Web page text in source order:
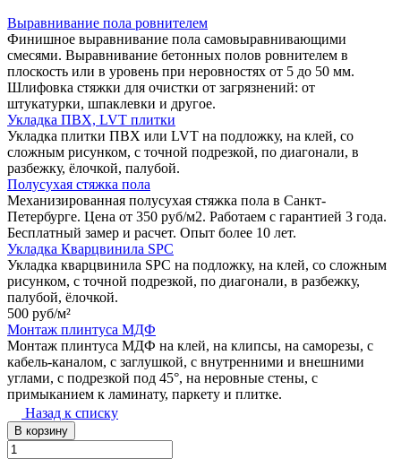
Выравнивание пола ровнителем
Финишное выравнивание пола самовыравнивающими
смесями. Выравнивание бетонных полов ровнителем в
плоскость или в уровень при неровностях от 5 до 50 мм.
Шлифовка стяжки для очистки от загрязнений: от
штукатурки, шпаклевки и другое.
Укладка ПВХ, LVT плитки
Укладка плитки ПВХ или LVT на подложку, на клей, со
сложным рисунком, с точной подрезкой, по диагонали, в
разбежку, ёлочкой, палубой.
Полусухая стяжка пола
Механизированная полусухая стяжка пола в Санкт-
Петербурге. Цена от 350 руб/м2. Работаем с гарантией 3 года.
Бесплатный замер и расчет. Опыт более 10 лет.
Укладка Кварцвинила SPC
Укладка кварцвинила SPC на подложку, на клей, со сложным
рисунком, с точной подрезкой, по диагонали, в разбежку,
палубой, ёлочкой.
500 руб/м²
Монтаж плинтуса МДФ
Монтаж плинтуса МДФ на клей, на клипсы, на саморезы, с
кабель-каналом, с заглушкой, с внутренними и внешними
углами, с подрезкой под 45°, на неровные стены, с
примыканием к ламинату, паркету и плитке.
Назад к списку
В корзину